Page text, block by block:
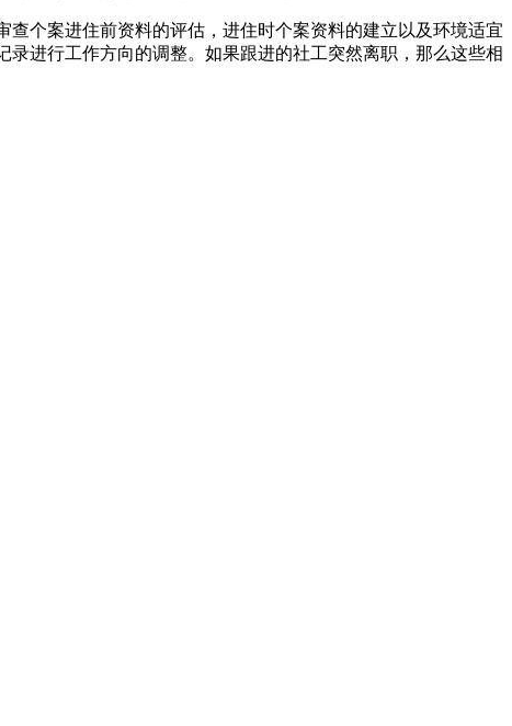
个案进住前资料的评估，进住时个案资料的建立以及环境适宜
进行工作方向的调整。如果跟进的社工突然离职，那么这些相